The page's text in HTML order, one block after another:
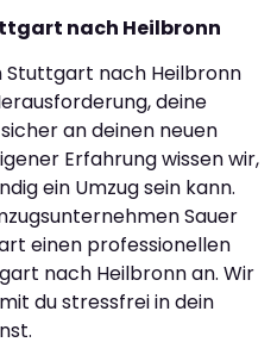
nach Heilbronn
Stuttgart nach Heilbronn
deine
an deinen neuen
Erfahrung wissen wir,
ein Umzug sein kann.
Sauer
einen professionellen
nach Heilbronn an. Wir
du stressfrei in dein